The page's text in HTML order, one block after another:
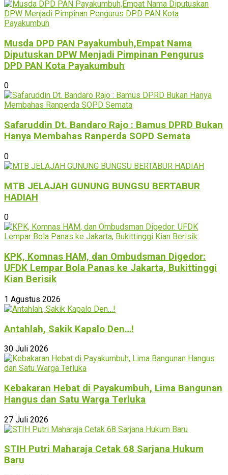
Musda DPD PAN Payakumbuh,Empat Nama
Diputuskan DPW Menjadi Pimpinan Pengurus
DPD PAN Kota Payakumbuh
0
Safaruddin Dt. Bandaro Rajo : Bamus DPRD Bukan
Hanya Membahas Ranperda SOPD Semata
0
MTB JELAJAH GUNUNG BUNGSU BERTABUR
HADIAH
0
KPK, Komnas HAM, dan Ombudsman Digedor:
UFDK Lempar Bola Panas ke Jakarta, Bukittinggi
Kian Berisik
1 Agustus 2026
Antahlah, Sakik Kapalo Den…!
30 Juli 2026
Kebakaran Hebat di Payakumbuh, Lima Bangunan
Hangus dan Satu Warga Terluka
27 Juli 2026
STIH Putri Maharaja Cetak 68 Sarjana Hukum
Baru